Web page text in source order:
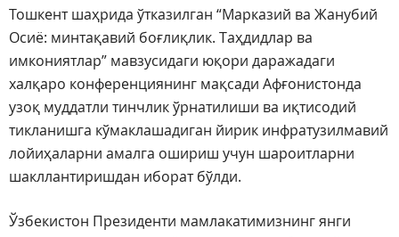
Тошкент шаҳрида ўтказилган “Марказий ва Жанубий
Осиё: минтақавий боғлиқлик. Таҳдидлар ва
имкониятлар” мавзусидаги юқори даражадаги
халқаро конференциянинг мақсади Афғонистонда
узоқ муддатли тинчлик ўрнатилиши ва иқтисодий
тикланишга кўмаклашадиган йирик инфратузилмавий
лойиҳаларни амалга ошириш учун шароитларни
шакллантиришдан иборат бўлди.
Ўзбекистон Президенти мамлакатимизнинг янги